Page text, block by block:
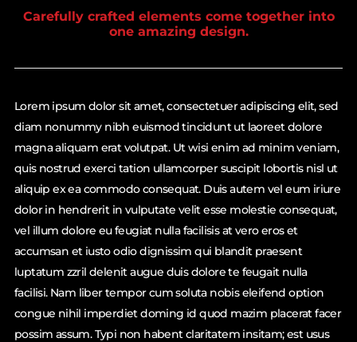
Carefully crafted elements come together into
one amazing design.
Lorem ipsum dolor sit amet, consectetuer adipiscing elit, sed
diam nonummy nibh euismod tincidunt ut laoreet dolore
magna aliquam erat volutpat. Ut wisi enim ad minim veniam,
quis nostrud exerci tation ullamcorper suscipit lobortis nisl ut
aliquip ex ea commodo consequat. Duis autem vel eum iriure
dolor in hendrerit in vulputate velit esse molestie consequat,
vel illum dolore eu feugiat nulla facilisis at vero eros et
accumsan et iusto odio dignissim qui blandit praesent
luptatum zzril delenit augue duis dolore te feugait nulla
facilisi. Nam liber tempor cum soluta nobis eleifend option
congue nihil imperdiet doming id quod mazim placerat facer
possim assum. Typi non habent claritatem insitam; est usus